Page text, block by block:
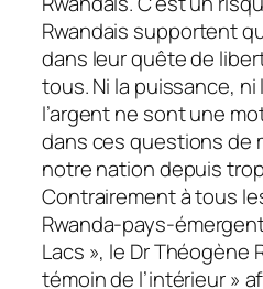
Rwandais supportent
dans leur quête de
tous. Ni la puissance, ni
l’argent ne sont une
dans ces questions de
notre nation depuis
Contrairement à tous
Rwanda-pays-
Lacs », le Dr Théogène
témoin de l’intérieur »